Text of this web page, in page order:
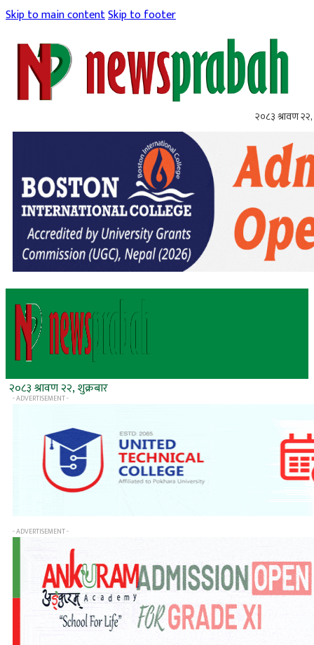
Skip to main contentSkip to footer
२०८३ श्रावण २२,
२०८३ श्रावण २२, शुक्रबार
- ADVERTISEMENT -
- ADVERTISEMENT -